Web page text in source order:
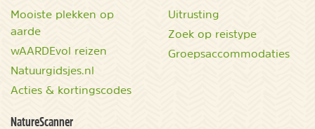
Mooiste plekken op
aarde
wAARDEvol reizen
Natuurgidsjes.nl
Acties & kortingscodes
Uitrusting
Zoek op reistype
Groepsaccommodaties
NatureScanner